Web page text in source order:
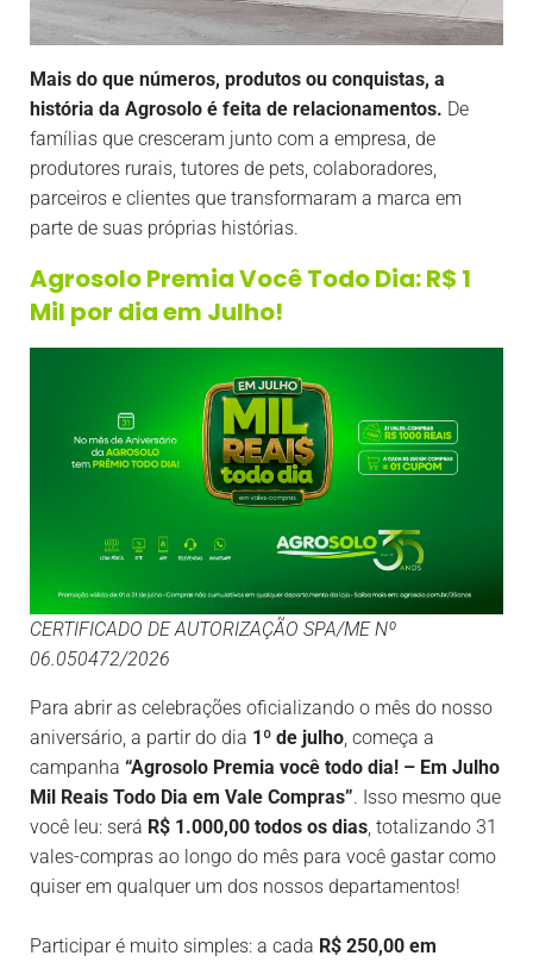
Mais do que números, produtos ou conquistas, a
história da Agrosolo é feita de relacionamentos. De
famílias que cresceram junto com a empresa, de
produtores rurais, tutores de pets, colaboradores,
parceiros e clientes que transformaram a marca em
parte de suas próprias histórias.
Agrosolo Premia Você Todo Dia: R$ 1
Mil por dia em Julho!
CERTIFICADO DE AUTORIZAÇÃO SPA/ME Nº
06.050472/2026
Para abrir as celebrações oficializando o mês do nosso
aniversário, a partir do dia 1º de julho, começa a
campanha “Agrosolo Premia você todo dia! – Em Julho
Mil Reais Todo Dia em Vale Compras”. Isso mesmo que
você leu: será R$ 1.000,00 todos os dias, totalizando 31
vales-compras ao longo do mês para você gastar como
quiser em qualquer um dos nossos departamentos!
Participar é muito simples: a cada R$ 250,00 em